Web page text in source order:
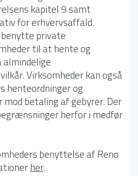
kapitel 9 samt
for erhvervsaffald.
private
til at hente og
Virksomheder kan også
henteordninger og
betaling af gebyrer. Der
herfor i medfør
benyttelse af Reno
her.